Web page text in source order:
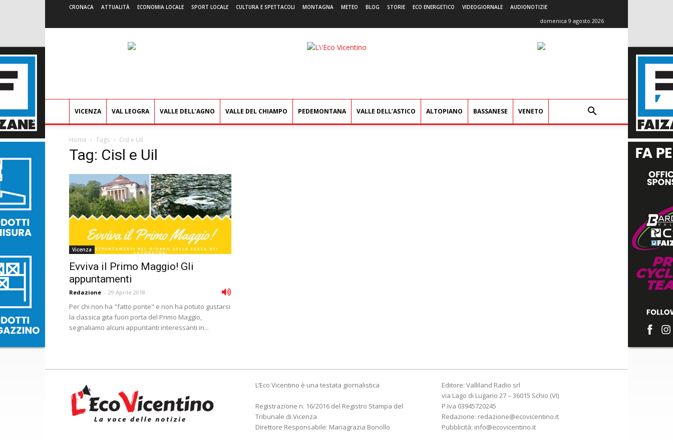
CRONACA ATTUALITÀ ECONOMIA LOCALE SPORT LOCALE CULTURA E SPETTACOLI MONTAGNA METEO BLOG STORIE ECO ENERGETICO VIDEOGIORNALE AUDIONOTIZIE
domenica 9 agosto 2026
L'Eco
VICENZA VAL LEOGRA VALLE DELL’AGNO VALLE DEL CHIAMPO PEDEMONTANA VALLE DELL’ASTICO ALTOPIANO BASSANESE VENETO
Home Tags Cisl e Uil
Tag: Cisl e Uil
Vicenza
Evviva il Primo Maggio! Gli
appuntamenti
Redazione - 29 Aprile 2018
Per chi non ha "fatto ponte" e non ha potuto gustarsi
la classica gita fuori porta del Primo Maggio,
segnaliamo alcuni appuntanti interessanti in...
L’Eco Vicentino è una testata giornalistica
Registrazione n. 16/2016 del Registro Stampa del
Tribunale di Vicenza
Direttore Responsabile: Mariagrazia Bonollo
Editore: Valliland Radio srl
via Lago di Lugano 27 – 36015 Schio (VI)
P.Iva 03945720245
Redazione: redazione@ecovicentino.it
Pubblicità: info@ecovicentino.it